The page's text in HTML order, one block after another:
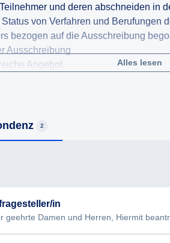
und deren abschneiden in
von Verfahren und Berufungen
bezogen auf die Ausschreibung
Ausschreibung
Angebot
Alles lesen
2
in